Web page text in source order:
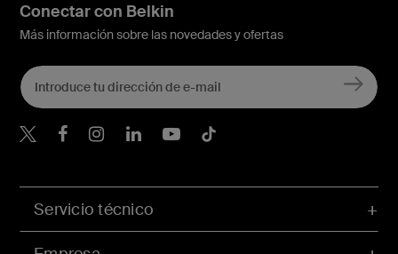
Servicio técnico
Conectar con Belkin
Más información sobre las novedades y ofertas
Belkin Twitter